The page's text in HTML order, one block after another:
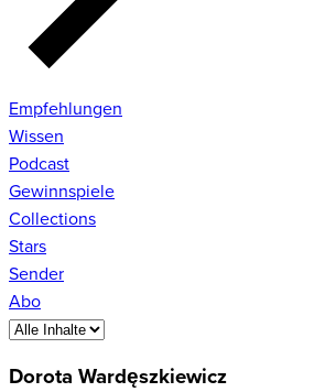
Empfehlungen
Wissen
Podcast
Gewinnspiele
Collections
Stars
Sender
Abo
Dorota Wardęszkiewicz